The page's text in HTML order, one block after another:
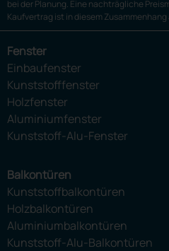
bei der Planung. Eine nachträgliche
Kaufvertrag ist in diesem
Fenster
Einbaufenster
Kunststofffenster
Holzfenster
Aluminiumfenster
Kunststoff-Alu-Fenster
Balkontüren
Kunststoffbalkontüren
Holzbalkontüren
Aluminiumbalkontüren
Kunststoff-Alu-Balkontüren